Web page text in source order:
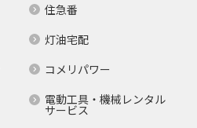
住急番
灯油宅配
コメリパワー
電動工具・機械レンタル
サービス